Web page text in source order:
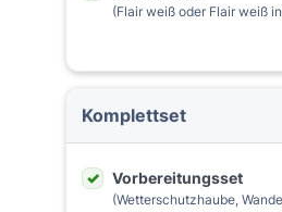
(Flair weiß oder Flair weiß
Komplettset
Vorbereitungsset
(Wetterschutzhaube,